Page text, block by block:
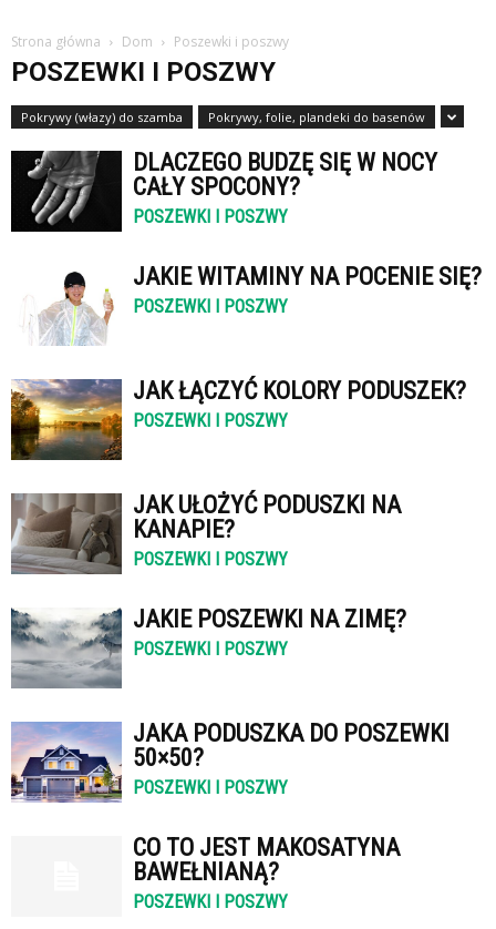
Strona główna Dom Poszewki i poszwy
POSZEWKI I POSZWY
Pokrywy (włazy) do szamba Pokrywy, folie, plandeki do basenów
DLACZEGO BUDZĘ SIĘ W NOCY
CAŁY SPOCONY?
POSZEWKI I POSZWY
JAKIE WITAMINY NA POCENIE SIĘ?
POSZEWKI I POSZWY
JAK ŁĄCZYĆ KOLORY PODUSZEK?
POSZEWKI I POSZWY
JAK UŁOŻYĆ PODUSZKI NA
KANAPIE?
POSZEWKI I POSZWY
JAKIE POSZEWKI NA ZIMĘ?
POSZEWKI I POSZWY
JAKA PODUSZKA DO POSZEWKI
50×50?
POSZEWKI I POSZWY
CO TO JEST MAKOSATYNA
BAWEŁNIANĄ?
POSZEWKI I POSZWY